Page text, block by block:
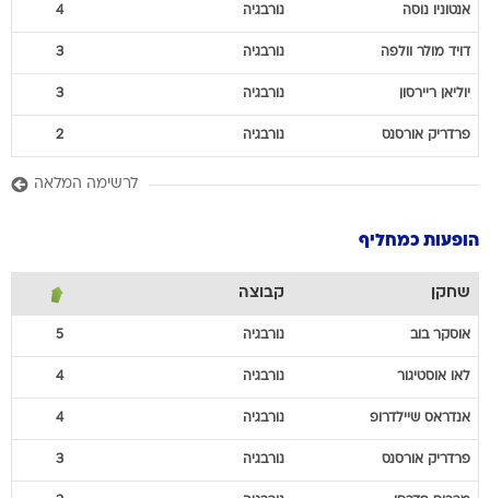
אנטוניו נוסה נורבגיה 4
דויד מולר וולפה נורבגיה 3
יוליאן ריירסון נורבגיה 3
פרדריק אורסנס נורבגיה 2
לרשימה המלאה
הופעות כמחליף
שחקן קבוצה
אוסקר בוב נורבגיה 5
לאו אוסטיגור נורבגיה 4
אנדראס שיילדרופ נורבגיה 4
פרדריק אורסנס נורבגיה 3